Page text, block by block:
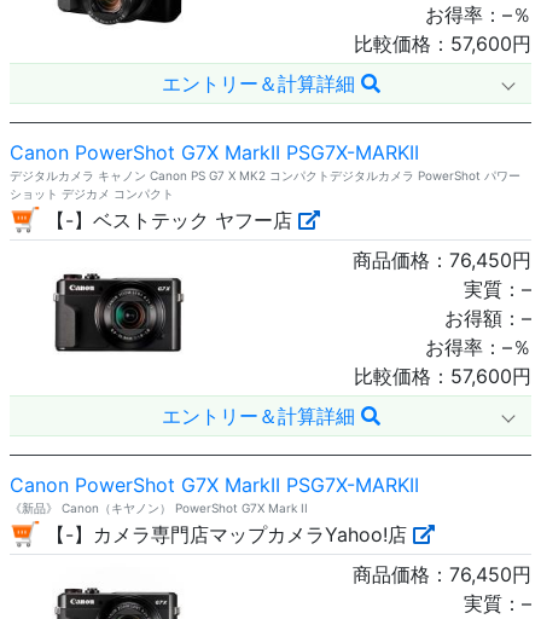
お得率： –％
比較価格： 57,600円
エントリー＆計算詳細
Canon PowerShot G7X MarkII PSG7X-MARKII
デジタルカメラ キャノン Canon PS G7 X MK2 コンパクトデジタルカメラ PowerShot パワー
ショット デジカメ コンパクト
【-】ベストテック ヤフー店
商品価格： 76,450円
実質： –
お得額： –
お得率： –％
比較価格： 57,600円
エントリー＆計算詳細
Canon PowerShot G7X MarkII PSG7X-MARKII
《新品》 Canon（キヤノン） PowerShot G7X Mark II
【-】カメラ専門店マップカメラYahoo!店
商品価格： 76,450円
実質： –